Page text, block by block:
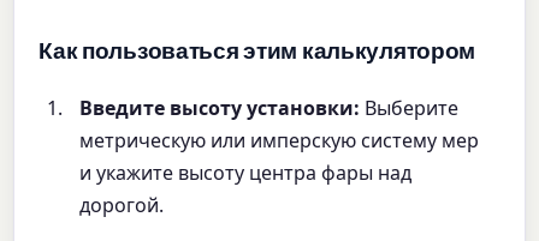
Как пользоваться этим калькулятором
Введите высоту установки: Выберите
метрическую или имперскую систему мер
и укажите высоту центра фары над
дорогой.